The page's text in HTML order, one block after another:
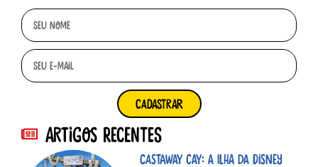
cadastrar
Artigos Recentes
Castaway Cay: A ilha da Disney